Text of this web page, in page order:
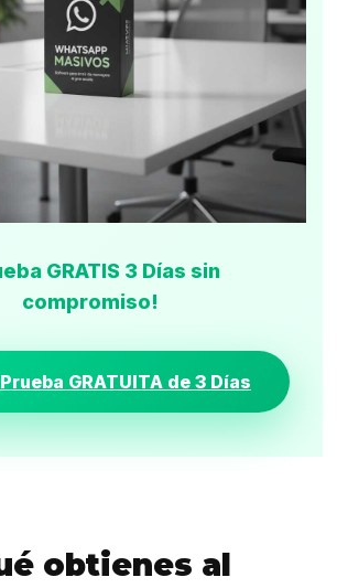
GRATIS 3 Días sin
compromiso!
GRATUITA de 3 Días
obtienes al